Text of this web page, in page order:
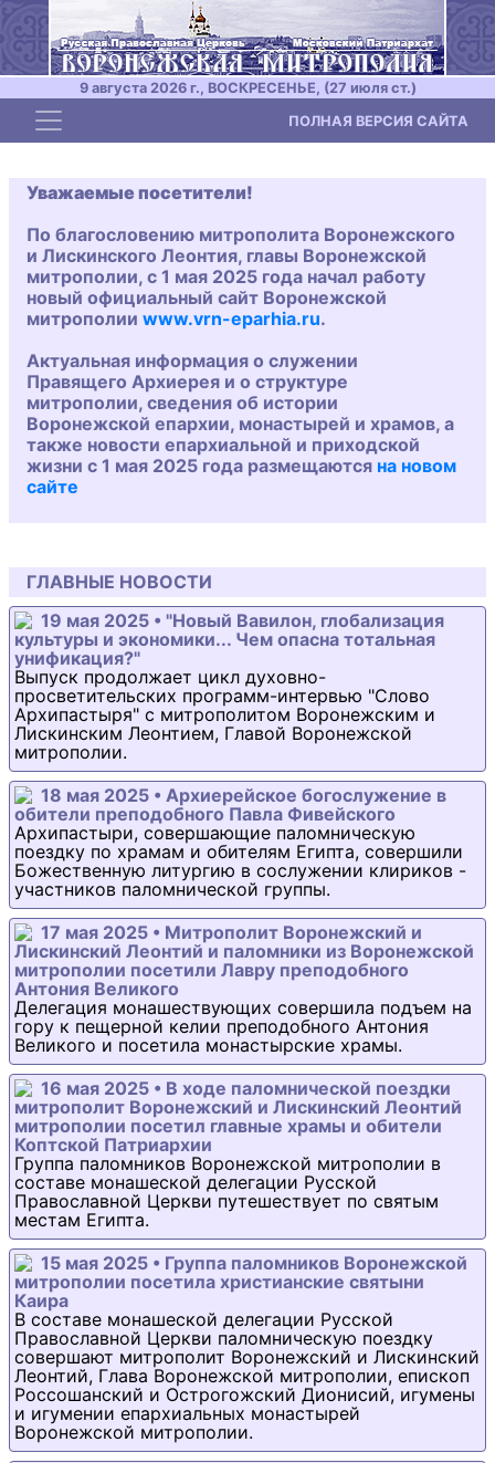
9 августа 2026 г., ВОСКРЕСЕНЬЕ, (27 июля ст.)
Toggle navigation ПОЛНАЯ ВЕРСИЯ САЙТА
Уважаемые посетители!
По благословению митрополита Воронежского
и Лискинского Леонтия, главы Воронежской
митрополии, с 1 мая 2025 года начал работу
новый официальный сайт Воронежской
митрополии www.vrn-eparhia.ru.
Актуальная информация о служении
Правящего Архиерея и о структуре
митрополии, сведения об истории
Воронежской епархии, монастырей и храмов, а
также новости епархиальной и приходской
жизни с 1 мая 2025 года размещаются на новом
сайте
ГЛАВНЫЕ НОВОСТИ
19 мая 2025 • "Новый Вавилон, глобализация
культуры и экономики... Чем опасна тотальная
унификация?"
Выпуск продолжает цикл духовно-
просветительских программ-интервью "Слово
Архипастыря" с митрополитом Воронежским и
Лискинским Леонтием, Главой Воронежской
митрополии.
18 мая 2025 • Архиерейское богослужение в
обители преподобного Павла Фивейского
Архипастыри, совершающие паломническую
поездку по храмам и обителям Египта, совершили
Божественную литургию в сослужении клириков -
участников паломнической группы.
17 мая 2025 • Митрополит Воронежский и
Лискинский Леонтий и паломники из Воронежской
митрополии посетили Лавру преподобного
Антония Великого
Делегация монашествующих совершила подъем на
гору к пещерной келии преподобного Антония
Великого и посетила монастырские храмы.
16 мая 2025 • В ходе паломнической поездки
митрополит Воронежский и Лискинский Леонтий
митрополии посетил главные храмы и обители
Коптской Патриархии
Группа паломников Воронежской митрополии в
составе монашеской делегации Русской
Православной Церкви путешествует по святым
местам Египта.
15 мая 2025 • Группа паломников Воронежской
митрополии посетила христианские святыни
Каира
В составе монашеской делегации Русской
Православной Церкви паломническую поездку
совершают митрополит Воронежский и Лискинский
Леонтий, Глава Воронежской митрополии, епископ
Россошанский и Острогожский Дионисий, игумены
и игумении епархиальных монастырей
Воронежской митрополии.